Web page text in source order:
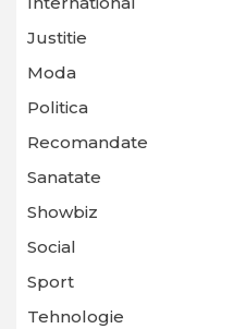
Justitie
Moda
Politica
Recomandate
Sanatate
Showbiz
Social
Sport
Tehnologie